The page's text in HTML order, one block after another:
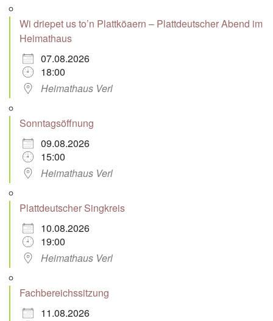
Wi driepet us to’n Plattköaern – Plattdeutscher Abend im
Heimathaus
07.08.2026
18:00
Heimathaus Verl
Sonntagsöffnung
09.08.2026
15:00
Heimathaus Verl
Plattdeutscher Singkreis
10.08.2026
19:00
Heimathaus Verl
Fachbereichssitzung
11.08.2026